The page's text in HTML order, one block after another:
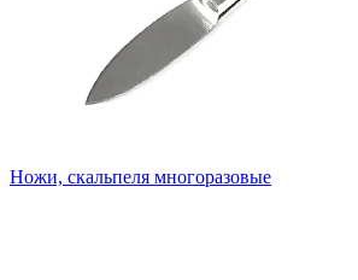
Ножи, скальпеля многоразовые